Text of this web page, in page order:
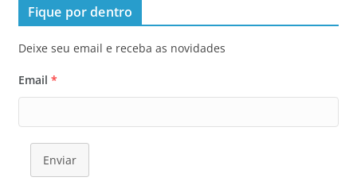
Fique por dentro
Deixe seu email e receba as novidades
Email *
Enviar